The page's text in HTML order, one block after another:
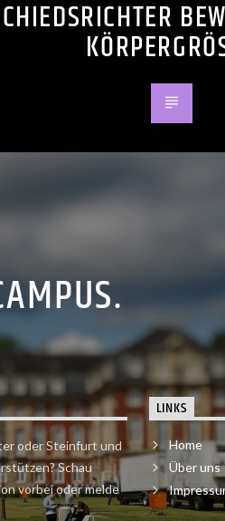
oder Steinfurt und
Schau
vorbei oder melde
LINKS
Home
Über uns